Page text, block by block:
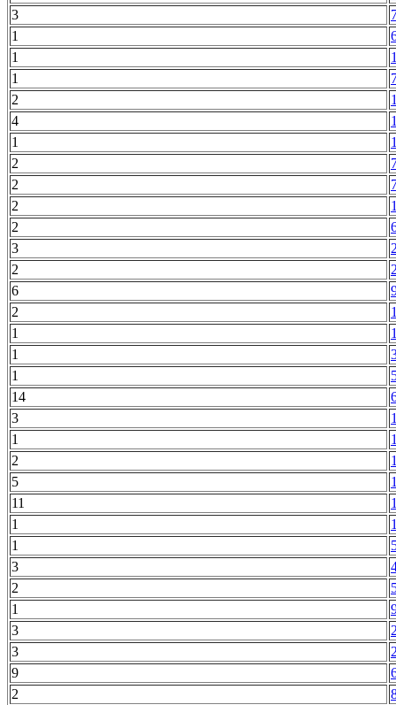
3
1
1
1
2
4
1
2
2
2
2
3
2
6
2
1
1
1
14
3
1
2
5
11
1
1
3
2
1
3
3
9
2